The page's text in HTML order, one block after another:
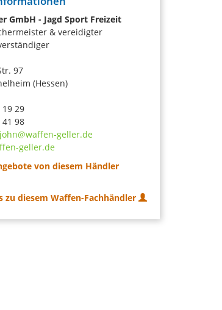
GmbH - Jagd Sport Freizeit
& vereidigter
97
(Hessen)
29
98
geller.de
geller.de
von diesem Händler
zu diesem Waffen-Fachhändler